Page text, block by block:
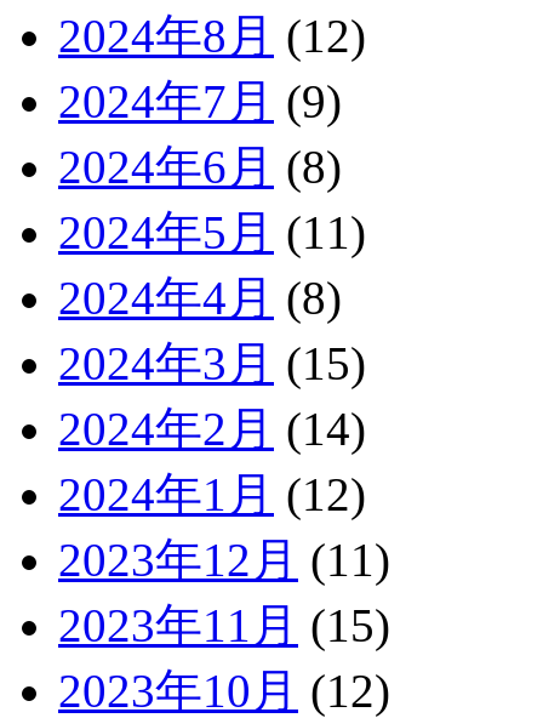
2024年8月 (12)
2024年7月 (9)
2024年6月 (8)
2024年5月 (11)
2024年4月 (8)
2024年3月 (15)
2024年2月 (14)
2024年1月 (12)
2023年12月 (11)
2023年11月 (15)
2023年10月 (12)